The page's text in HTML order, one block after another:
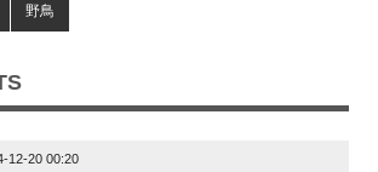
e
+
(
新
し
ィ
野鳥
12-20 00:20